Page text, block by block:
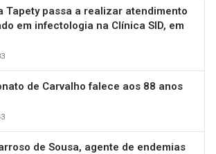
Tapety passa a realizar atendimento
em infectologia na Clínica SID, em
de Carvalho falece aos 88 anos
de Sousa, agente de endemias